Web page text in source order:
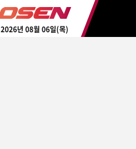
2026년 08월 06일(목)